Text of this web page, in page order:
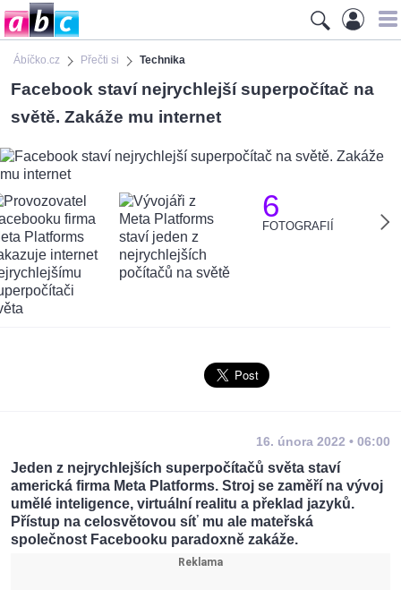
Ábíčko.cz Přečti si Technika
Facebook staví nejrychlejší superpočítač na
světě. Zakáže mu internet
6
FOTOGRAFIÍ
16. února 2022 • 06:00
Jeden z nejrychlejších superpočítačů světa staví
americká firma Meta Platforms. Stroj se zaměří na vývoj
umělé inteligence, virtuální realitu a překlad jazyků.
Přístup na celosvětovou síť mu ale mateřská
společnost Facebooku paradoxně zakáže.